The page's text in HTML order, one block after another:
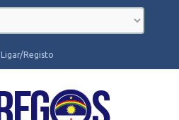
Ligar/Registo